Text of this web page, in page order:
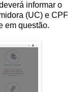
informar o
(UC) e CPF
em questão.